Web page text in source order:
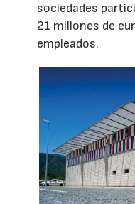
sociedades
21 millones de
empleados.